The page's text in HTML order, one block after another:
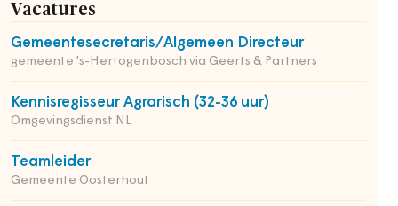
Vacatures
Gemeentesecretaris/Algemeen Directeur
gemeente 's-Hertogenbosch via Geerts & Partners
Kennisregisseur Agrarisch (32-36 uur)
Omgevingsdienst NL
Teamleider
Gemeente Oosterhout